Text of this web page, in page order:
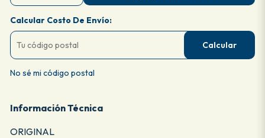
Calcular Costo De Envío:
Calcular
No sé mi código postal
Información Técnica
ORIGINAL